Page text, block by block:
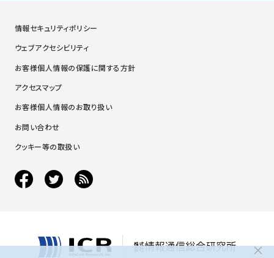
情報セキュリティポリシー
ウェブアクセシビリティ
お客様個人情報の保護に関する方針
アクセスマップ
お客様個人情報のお取り扱い
お問い合わせ
クッキー等の取扱い
×